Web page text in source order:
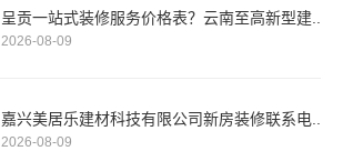
呈贡一站式装修服务价格表？云南至高新型建..
2026-08-09
嘉兴美居乐建材科技有限公司新房装修联系电..
2026-08-09